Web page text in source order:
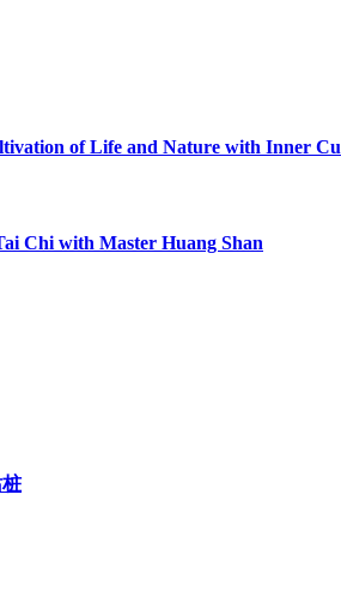
of Life and Nature with Inner Cu
Chi with Master Huang Shan